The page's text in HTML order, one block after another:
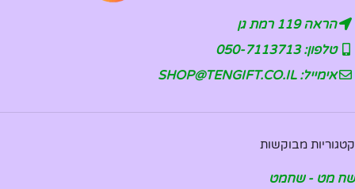
הראה 119 רמת גן
טלפון: 050-7113713
אימייל: SHOP@TENGIFT.CO.IL
קטגוריות מבוקשות
שח מט - שחמט